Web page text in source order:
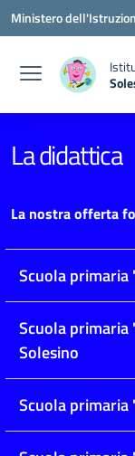
Vai ai contenuti
Vai al menu di
Vai al footer
Ministero
—
La didattica
La nostra offerta
Scuola primaria
Scuola primaria
Solesino
Scuola primaria